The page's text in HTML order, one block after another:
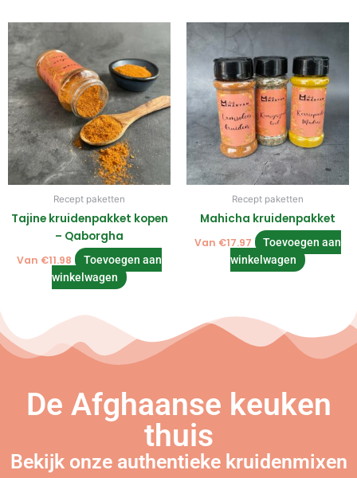
Recept paketten
Tajine kruidenpakket kopen
– Qaborgha
Van €11.98
Toevoegen aan
winkelwagen
Recept paketten
Mahicha kruidenpakket
Van €17.97
Toevoegen aan
winkelwagen
De Afghaanse keuken
thuis
Bekijk onze authentieke kruidenmixen